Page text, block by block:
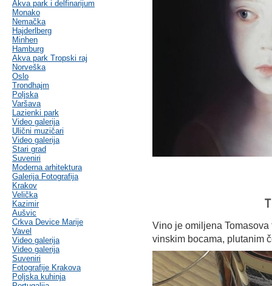
Akva park i delfinarijum
Monako
Nemačka
Hajderlberg
Minhen
Hamburg
Akva park Tropski raj
Norveška
Oslo
Trondhajm
Poljska
Varšava
Lazienki park
Video galerija
Ulični muzičari
Video galerija
Stari grad
Suveniri
Moderna arhitektura
Galerija Fotografija
Krakov
Velička
Kazimir
Aušvic
Crkva Device Marije
Vavel
Video galerija
Video galerija
Suveniri
Fotografije Krakova
Poljska kuhinja
Vino je omiljena
vinskim bocama, plutanim